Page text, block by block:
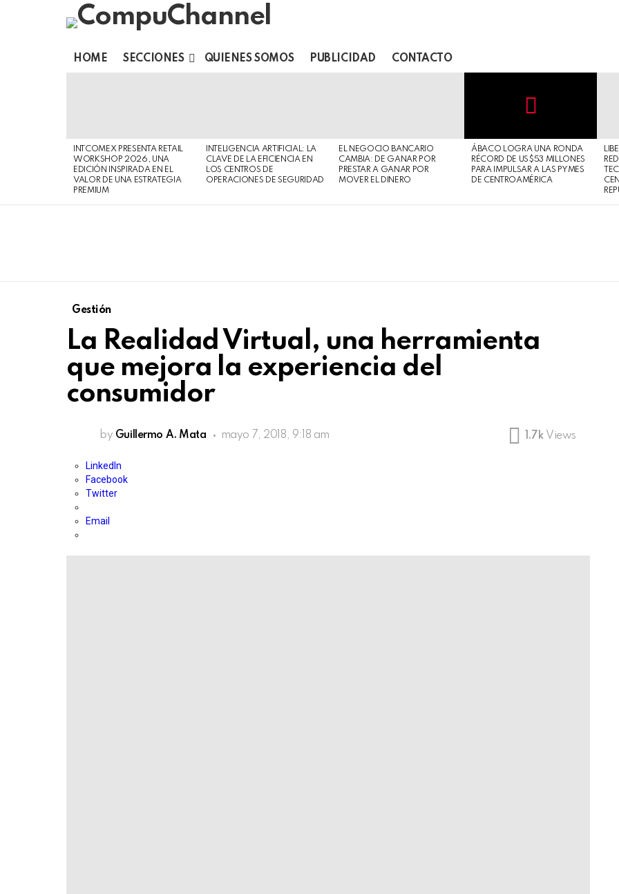
HOME SECCIONES QUIENES SOMOS PUBLICIDAD CONTACTO
INTCOMEX PRESENTA RETAIL
WORKSHOP 2026, UNA
EDICIÓN INSPIRADA EN EL
VALOR DE UNA ESTRATEGIA
PREMIUM
INTELIGENCIA ARTIFICIAL: LA
CLAVE DE LA EFICIENCIA EN
LOS CENTROS DE
OPERACIONES DE SEGURIDAD
EL NEGOCIO BANCARIO
CAMBIA: DE GANAR POR
PRESTAR A GANAR POR
MOVER EL DINERO
Safe
For
Work
view
this
post
ÁBACO LOGRA UNA RONDA
RÉCORD DE US$53 MILLONES
PARA IMPULSAR A LAS PYMES
DE CENTROAMÉRICA
Gestión
La Realidad Virtual, una herramienta
que mejora la experiencia del
consumidor
by Guillermo A. Mata mayo 7, 2018, 9:18 am 1.7k Views
LinkedIn
Facebook
Twitter
Email